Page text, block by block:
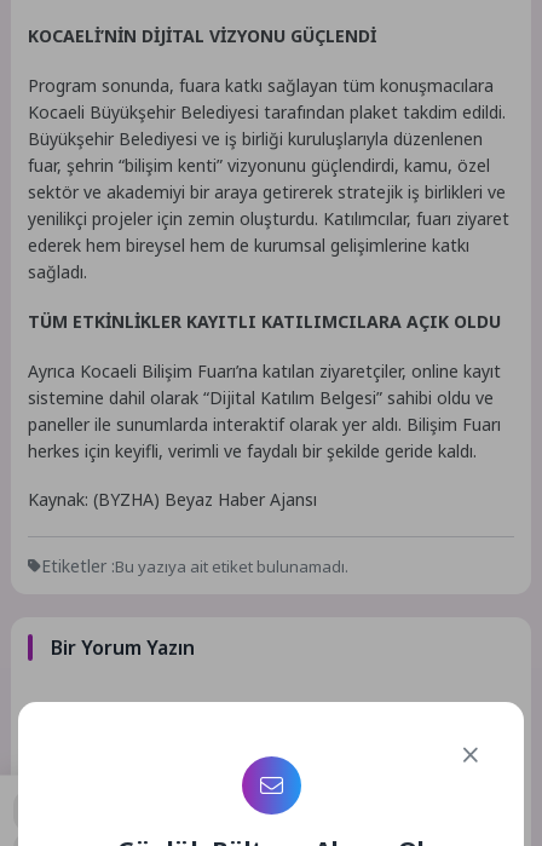
KOCAELİ’NİN DİJİTAL VİZYONU GÜÇLENDİ
Program sonunda, fuara katkı sağlayan tüm konuşmacılara
Kocaeli Büyükşehir Belediyesi tarafından plaket takdim edildi.
Büyükşehir Belediyesi ve iş birliği kuruluşlarıyla düzenlenen
fuar, şehrin “bilişim kenti” vizyonunu güçlendirdi, kamu, özel
sektör ve akademiyi bir araya getirerek stratejik iş birlikleri ve
yenilikçi projeler için zemin oluşturdu. Katılımcılar, fuarı ziyaret
ederek hem bireysel hem de kurumsal gelişimlerine katkı
sağladı.
TÜM ETKİNLİKLER KAYITLI KATILIMCILARA AÇIK OLDU
Ayrıca Kocaeli Bilişim Fuarı’na katılan ziyaretçiler, online kayıt
sistemine dahil olarak “Dijital Katılım Belgesi” sahibi oldu ve
paneller ile sunumlarda interaktif olarak yer aldı. Bilişim Fuarı
herkes için keyifli, verimli ve faydalı bir şekilde geride kaldı.
Kaynak: (BYZHA) Beyaz Haber Ajansı
Etiketler :Bu yazıya ait etiket bulunamadı.
Bir Yorum Yazın
E-posta adresiniz yayınlanmayacak.